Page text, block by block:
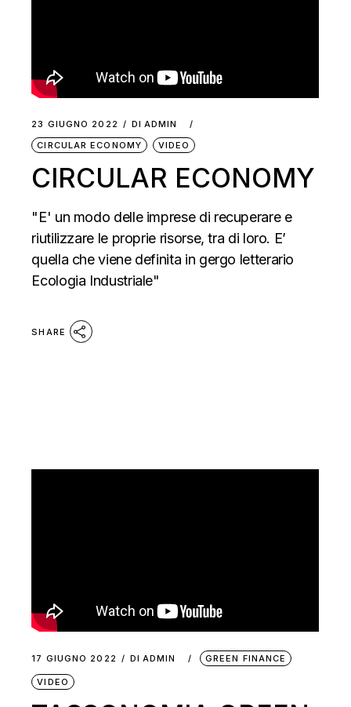
23 GIUGNO 2022 DI ADMIN
CIRCULAR ECONOMY
VIDEO
CIRCULAR ECONOMY
"E' un modo delle imprese di recuperare e
riutilizzare le proprie risorse, tra di loro. E’
quella che viene definita in gergo letterario
Ecologia Industriale"
SHARE
17 GIUGNO 2022 DI ADMIN GREEN FINANCE
VIDEO